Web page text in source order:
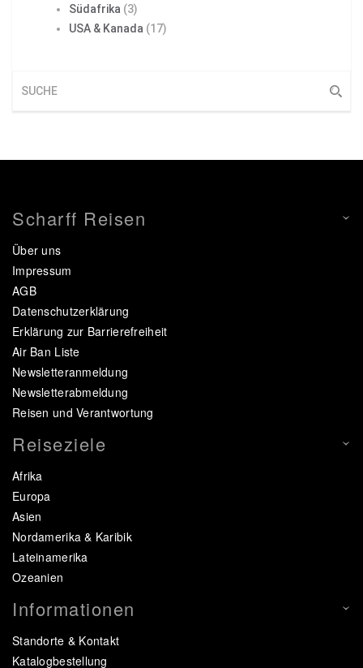
Südafrika (3)
USA & Kanada (17)
Scharff Reisen
Über uns
Impressum
AGB
Datenschutzerklärung
Erklärung zur Barrierefreiheit
Air Ban Liste
Newsletteranmeldung
Newsletterabmeldung
Reisen und Verantwortung
Reiseziele
Afrika
Europa
Asien
Nordamerika & Karibik
Lateinamerika
Ozeanien
Informationen
Standorte & Kontakt
Katalogbestellung